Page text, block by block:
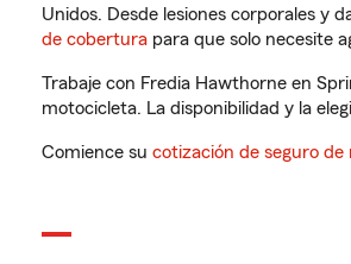
Unidos. Desde lesiones corporales y
de cobertura para que solo necesite
Trabaje con Fredia Hawthorne en
motocicleta. La disponibilidad y la
Comience su cotización de seguro